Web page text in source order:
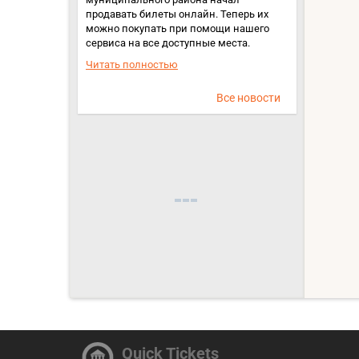
продавать билеты онлайн. Теперь их
можно покупать при помощи нашего
сервиса на все доступные места.
Читать полностью
Все новости
Quick Tickets